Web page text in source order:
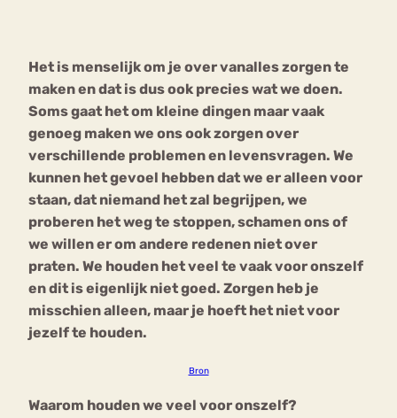
Het is menselijk om je over vanalles zorgen te
maken en dat is dus ook precies wat we doen.
Soms gaat het om kleine dingen maar vaak
genoeg maken we ons ook zorgen over
verschillende problemen en levensvragen. We
kunnen het gevoel hebben dat we er alleen voor
staan, dat niemand het zal begrijpen, we
proberen het weg te stoppen, schamen ons of
we willen er om andere redenen niet over
praten. We houden het veel te vaak voor onszelf
en dit is eigenlijk niet goed. Zorgen heb je
misschien alleen, maar je hoeft het niet voor
jezelf te houden.
Bron
Waarom houden we veel voor onszelf?
Chat
Forum
mia
Nerv
osa
Eetstoornis Anorexia Nervosa
Eetbuien Piekeren Sport
Trauma
Orthorexia
Afvallen Angst